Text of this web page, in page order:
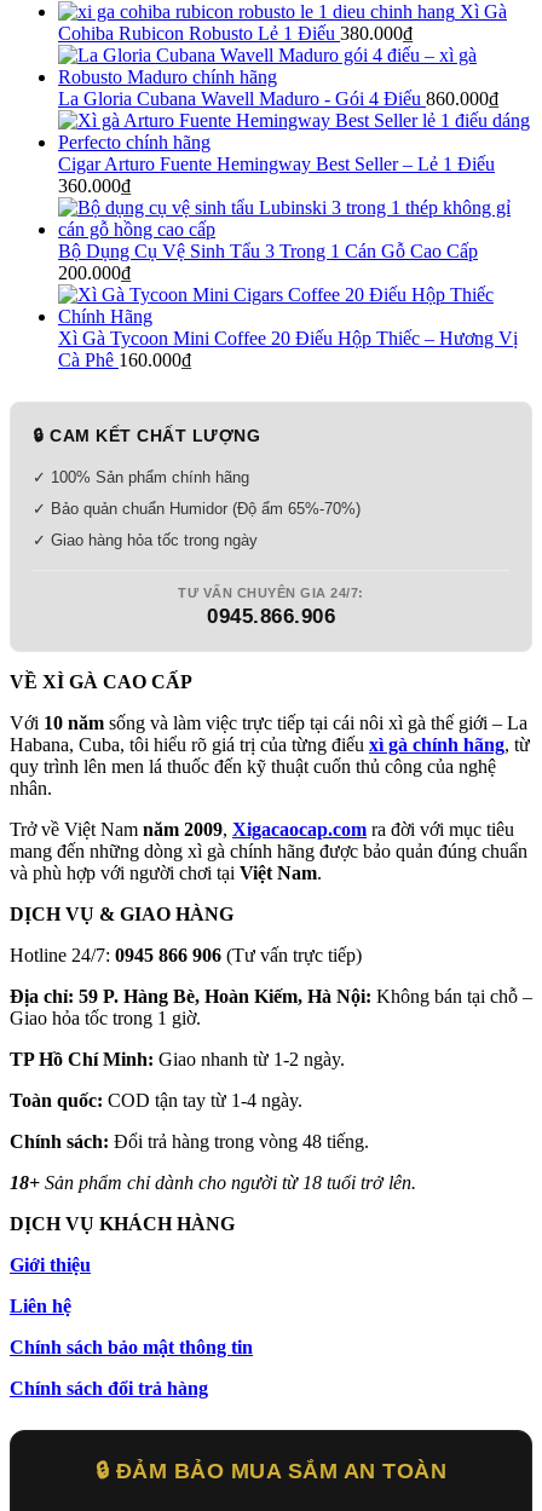
Xì Gà
Cohiba Rubicon Robusto Lẻ 1 Điếu 380.000₫
La Gloria Cubana Wavell Maduro - Gói 4 Điếu 860.000₫
Cigar Arturo Fuente Hemingway Best Seller – Lẻ 1 Điếu
360.000₫
Bộ Dụng Cụ Vệ Sinh Tẩu 3 Trong 1 Cán Gỗ Cao Cấp
200.000₫
Xì Gà Tycoon Mini Coffee 20 Điếu Hộp Thiếc – Hương Vị
Cà Phê 160.000₫
🔒 CAM KẾT CHẤT LƯỢNG
✓ 100% Sản phẩm chính hãng
✓ Bảo quản chuẩn Humidor (Độ ẩm 65%-70%)
✓ Giao hàng hỏa tốc trong ngày
TƯ VẤN CHUYÊN GIA 24/7:
0945.866.906
VỀ XÌ GÀ CAO CẤP
Với 10 năm sống và làm việc trực tiếp tại cái nôi xì gà thế giới – La
Habana, Cuba, tôi hiểu rõ giá trị của từng điếu xì gà chính hãng, từ
quy trình lên men lá thuốc đến kỹ thuật cuốn thủ công của nghệ
nhân.
Trở về Việt Nam năm 2009, Xigacaocap.com ra đời với mục tiêu
mang đến những dòng xì gà chính hãng được bảo quản đúng chuẩn
và phù hợp với người chơi tại Việt Nam.
DỊCH VỤ & GIAO HÀNG
Hotline 24/7: 0945 866 906 (Tư vấn trực tiếp)
Địa chỉ: 59 P. Hàng Bè, Hoàn Kiếm, Hà Nội: Không bán tại chỗ –
Giao hỏa tốc trong 1 giờ.
TP Hồ Chí Minh: Giao nhanh từ 1-2 ngày.
Toàn quốc: COD tận tay từ 1-4 ngày.
Chính sách: Đổi trả hàng trong vòng 48 tiếng.
18+ Sản phẩm chỉ dành cho người từ 18 tuổi trở lên.
DỊCH VỤ KHÁCH HÀNG
Giới thiệu
Liên hệ
Chính sách bảo mật thông tin
Chính sách đổi trả hàng
🔒 ĐẢM BẢO MUA SẮM AN TOÀN